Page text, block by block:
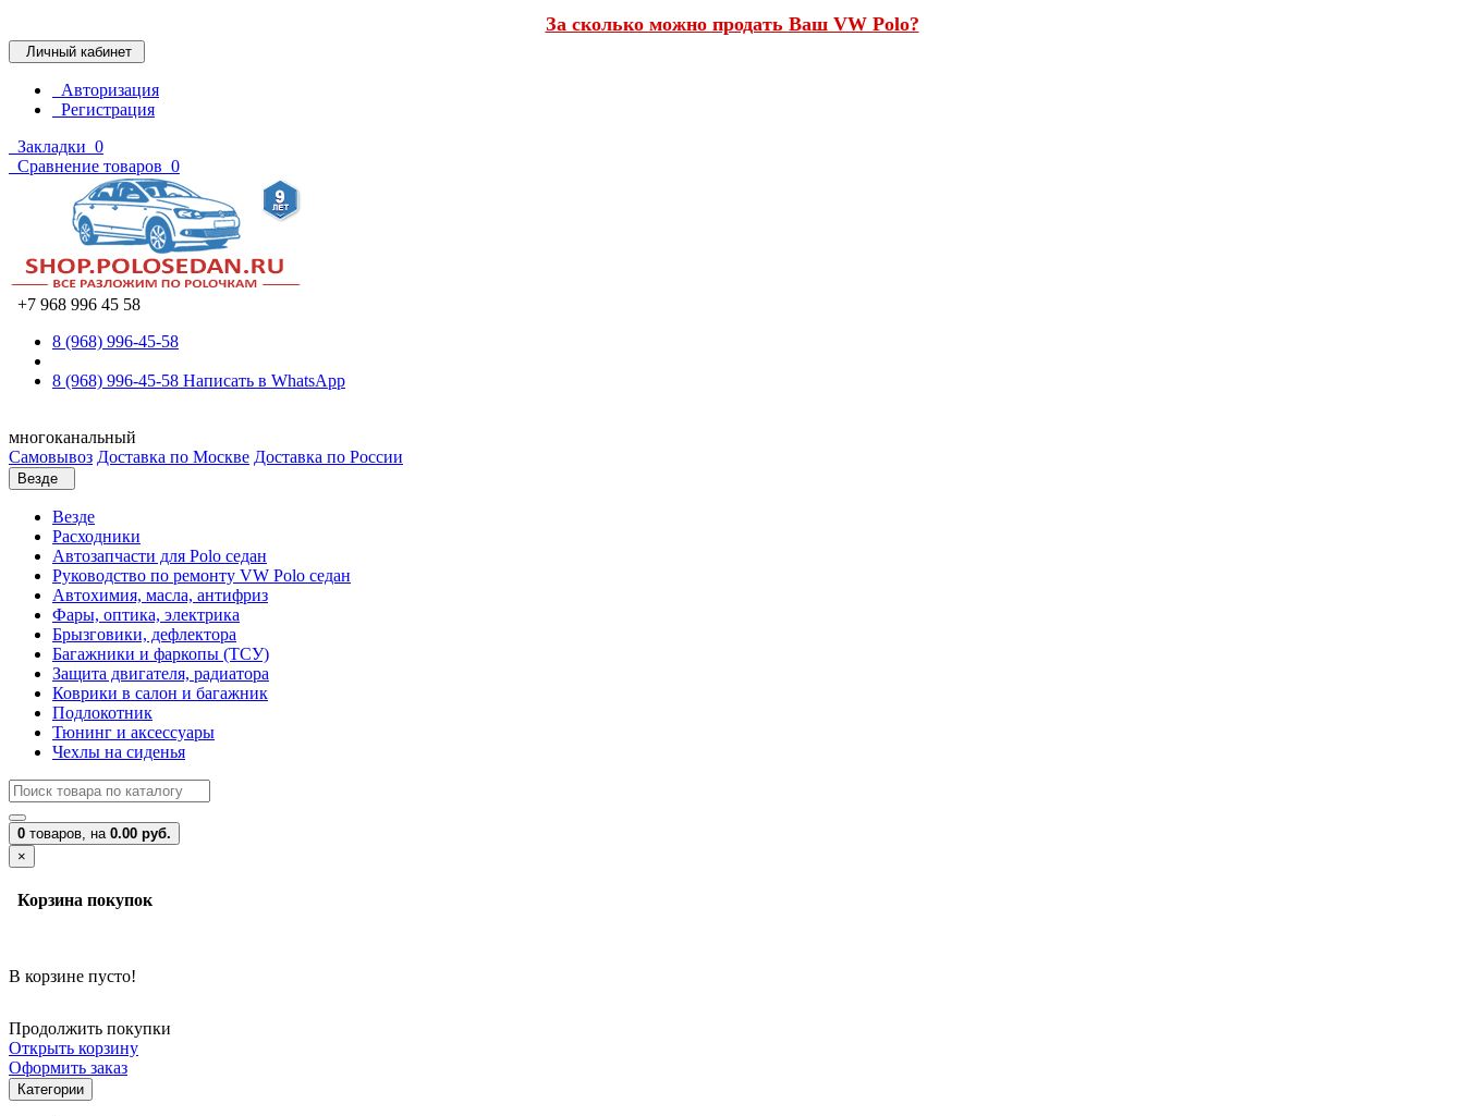
За сколько можно продать Ваш VW Polo?
Личный кабинет
Авторизация
Регистрация
Закладки 0
Сравнение товаров 0
+7 968 996 45 58
8 (968) 996-45-58
8 (968) 996-45-58 Написать в WhatsApp
многоканальный
Самовывоз Доставка по Москве Доставка по России
Везде
Везде
Расходники
Автозапчасти для Polo седан
Руководство по ремонту VW Polo седан
Автохимия, масла, антифриз
Фары, оптика, электрика
Брызговики, дефлектора
Багажники и фаркопы (ТСУ)
Защита двигателя, радиатора
Коврики в салон и багажник
Подлокотник
Тюнинг и аксессуары
Чехлы на сиденья
0 товаров, на 0.00 руб.
×
Корзина покупок
В корзине пусто!
Продолжить покупки
Открыть корзину
Оформить заказ
Категории